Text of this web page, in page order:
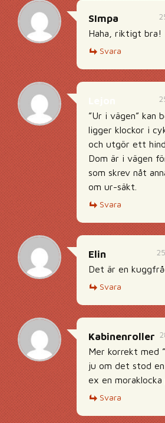
SImpa
Haha, riktigt bra!
Svara
”Ur i vägen” kan
ligger klockor i
och utgör ett
Dom är i vägen
som skrev nåt
om ur-säkt.
Svara
Elin
Det är en
Svara
Kabinenroller
Mer korrekt med
ju om det stod
ex en moraklocka
Svara